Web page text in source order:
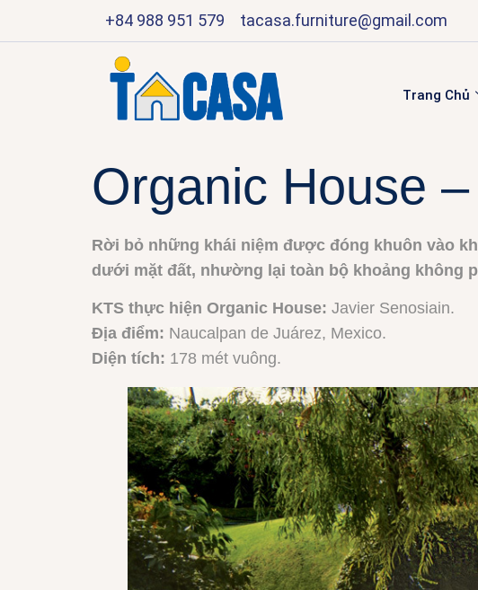
+84 988 951 579 tacasa.furniture@gmail.com
Trang Chủ
Organic House
Rời bỏ những khái niệm được đóng khuôn vào
dưới mặt đất, nhường lại toàn bộ khoảng không
KTS thực hiện Organic House: Javier Senosiain.
Địa điểm: Naucalpan de Juárez, Mexico.
Diện tích: 178 mét vuông.